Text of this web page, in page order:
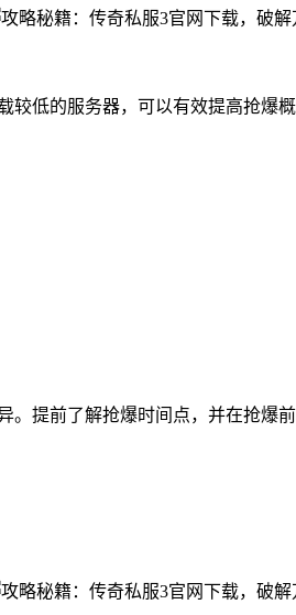
低的服务器，可以有效提高抢爆概
提前了解抢爆时间点，并在抢爆前